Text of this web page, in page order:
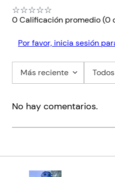
☆☆☆☆☆
0 Calificación promedio(0
Por favor, inicia sesión
Más reciente Todos
No hay comentarios.